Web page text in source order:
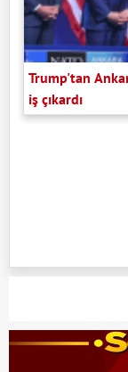
Trump'tan
iş çıkardı